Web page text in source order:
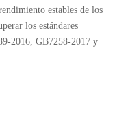
estables de los
los estándares
2016, GB7258-2017 y